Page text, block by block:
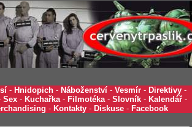
- Hnidopich - Náboženství - Vesmír - Direktivy -
Sex - Kuchařka- Filmotéka- Slovník - Kalendář -
- Kontakty - Diskuse - Facebook